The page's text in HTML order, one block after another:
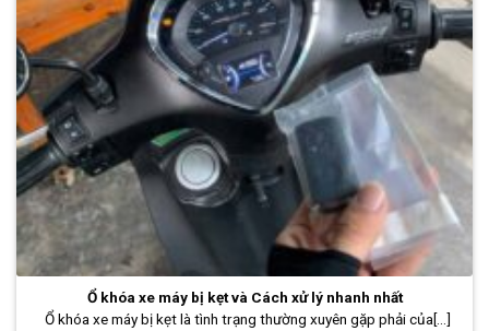
Ổ khóa xe máy bị kẹt và Cách xử lý nhanh nhất
Ổ khóa xe máy bị kẹt là tình trạng thường xuyên gặp phải của[...]